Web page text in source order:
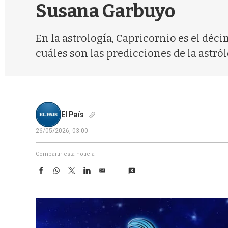
Susana Garbuyo
En la astrología, Capricornio es el
cuáles son las predicciones de la
El País
26/05/2026, 03:00
Compartir esta noticia
F
e
W
t
T
w
t
e
L
k
d
E
i
l